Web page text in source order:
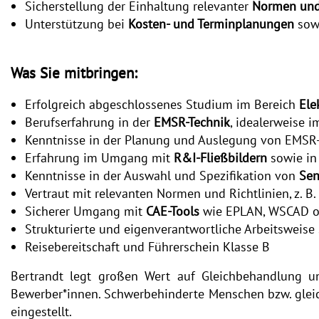
Sicherstellung der Einhaltung relevanter Normen
Unterstützung bei Kosten- und Terminplanungen
Was Sie mitbringen:
Erfolgreich abgeschlossenes Studium im Bereich
Berufserfahrung in der EMSR-Technik, idealerweise
Kenntnisse in der Planung und Auslegung von
Erfahrung im Umgang mit R&I-Fließbildern sowie
Kenntnisse in der Auswahl und Spezifikation von
Vertraut mit relevanten Normen und Richtlinien, z. B.
Sicherer Umgang mit CAE-Tools wie EPLAN, WSCAD
Strukturierte und eigenverantwortliche
Reisebereitschaft und Führerschein Klasse B
Bertrandt legt großen Wert auf Gleichbehandlung
Bewerber*innen. Schwerbehinderte Menschen bzw.
eingestellt.